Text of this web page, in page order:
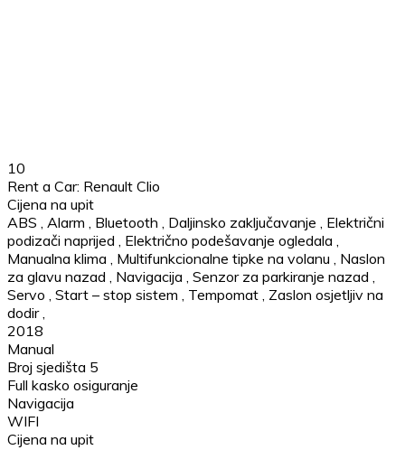
10
Rent a Car: Renault Clio
Cijena na upit
ABS , Alarm , Bluetooth , Daljinsko zaključavanje , Električni
podizači naprijed , Električno podešavanje ogledala ,
Manualna klima , Multifunkcionalne tipke na volanu , Naslon
za glavu nazad , Navigacija , Senzor za parkiranje nazad ,
Servo , Start – stop sistem , Tempomat , Zaslon osjetljiv na
dodir ,
2018
Manual
Broj sjedišta 5
Full kasko osiguranje
Navigacija
WIFI
Cijena na upit